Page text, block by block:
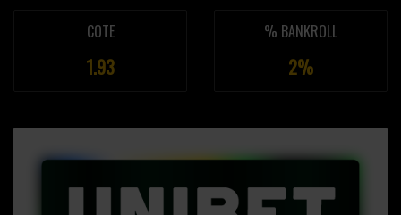
COTE
1.93
% BANKROLL
2%